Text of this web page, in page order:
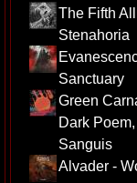
The Fifth
Stenahoria
Sanctuary
Green
Dark
Sanguis
Alvader -